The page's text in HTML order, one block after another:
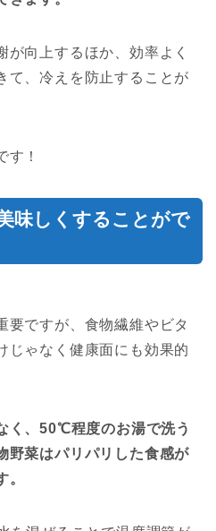
が向上するほか、効率よく
て、冷えを防止することが
す！
味しくすることがで
要ですが、食物繊維やビタ
じゃなく健康面にも効果的
く、50℃程度のお湯で洗う
野菜はパリパリした食感が